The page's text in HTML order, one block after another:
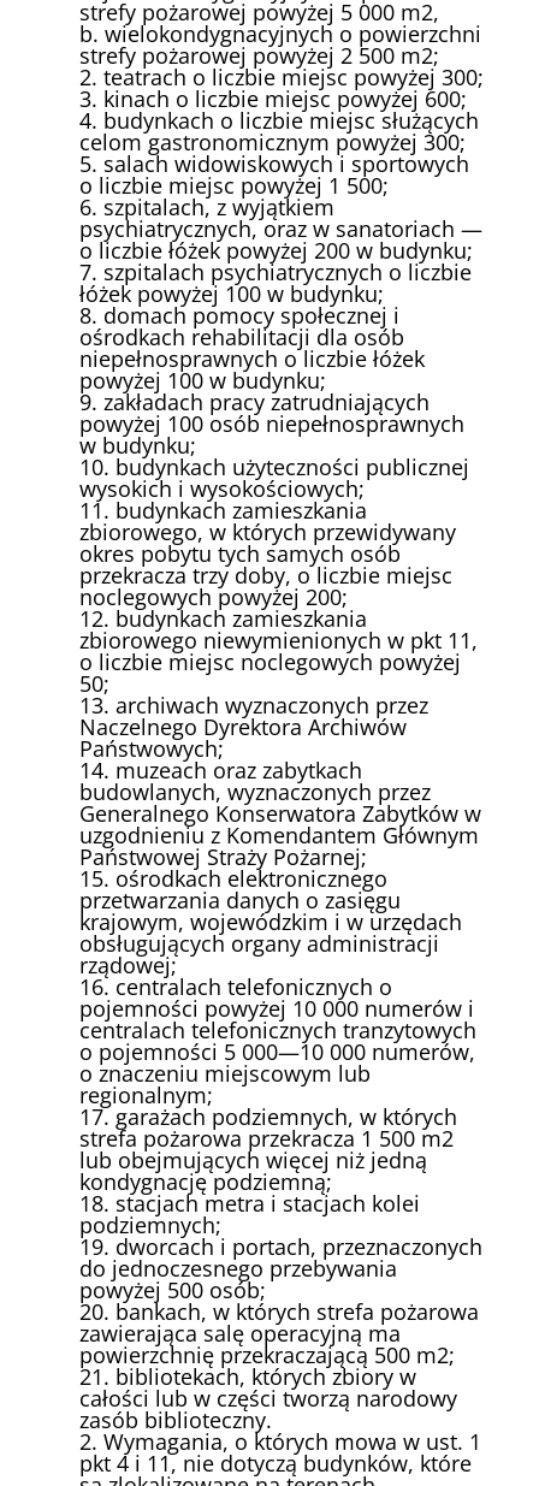
strefy pożarowej powyżej 5 000 m2,
b. wielokondygnacyjnych o powierzchni
strefy pożarowej powyżej 2 500 m2;
2. teatrach o liczbie miejsc powyżej 300;
3. kinach o liczbie miejsc powyżej 600;
4. budynkach o liczbie miejsc służących
celom gastronomicznym powyżej 300;
5. salach widowiskowych i sportowych
o liczbie miejsc powyżej 1 500;
6. szpitalach, z wyjątkiem
psychiatrycznych, oraz w sanatoriach —
o liczbie łóżek powyżej 200 w budynku;
7. szpitalach psychiatrycznych o liczbie
łóżek powyżej 100 w budynku;
8. domach pomocy społecznej i
ośrodkach rehabilitacji dla osób
niepełnosprawnych o liczbie łóżek
powyżej 100 w budynku;
9. zakładach pracy zatrudniających
powyżej 100 osób niepełnosprawnych
w budynku;
10. budynkach użyteczności publicznej
wysokich i wysokościowych;
11. budynkach zamieszkania
zbiorowego, w których przewidywany
okres pobytu tych samych osób
przekracza trzy doby, o liczbie miejsc
noclegowych powyżej 200;
12. budynkach zamieszkania
zbiorowego niewymienionych w pkt 11,
o liczbie miejsc noclegowych powyżej
50;
13. archiwach wyznaczonych przez
Naczelnego Dyrektora Archiwów
Państwowych;
14. muzeach oraz zabytkach
budowlanych, wyznaczonych przez
Generalnego Konserwatora Zabytków w
uzgodnieniu z Komendantem Głównym
Państwowej Straży Pożarnej;
15. ośrodkach elektronicznego
przetwarzania danych o zasięgu
krajowym, wojewódzkim i w urzędach
obsługujących organy administracji
rządowej;
16. centralach telefonicznych o
pojemności powyżej 10 000 numerów i
centralach telefonicznych tranzytowych
o pojemności 5 000—10 000 numerów,
o znaczeniu miejscowym lub
regionalnym;
17. garażach podziemnych, w których
strefa pożarowa przekracza 1 500 m2
lub obejmujących więcej niż jedną
kondygnację podziemną;
18. stacjach metra i stacjach kolei
podziemnych;
19. dworcach i portach, przeznaczonych
do jednoczesnego przebywania
powyżej 500 osób;
20. bankach, w których strefa pożarowa
zawierająca salę operacyjną ma
powierzchnię przekraczającą 500 m2;
21. bibliotekach, których zbiory w
całości lub w części tworzą narodowy
zasób biblioteczny.
2. Wymagania, o których mowa w ust. 1
pkt 4 i 11, nie dotyczą budynków, które